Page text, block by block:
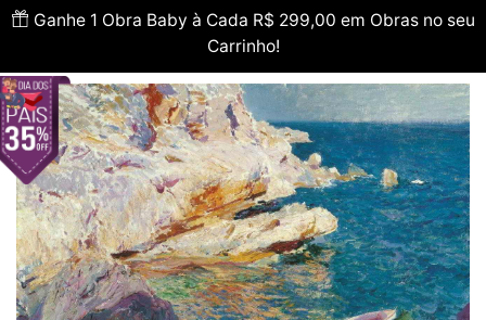
Ganhe 1 Obra Baby à Cada R$ 299,00 em Obras no seu
Carrinho!